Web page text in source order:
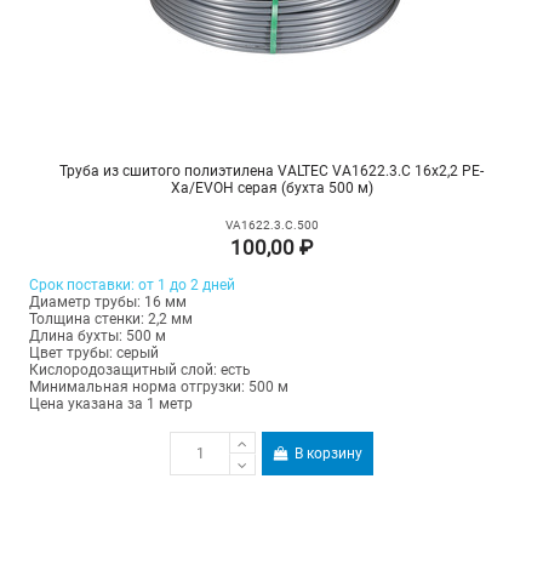
Труба из сшитого полиэтилена VALTEC VA1622.3.C 16х2,2 PE-
Xa/EVOH серая (бухта 500 м)
VA1622.3.C.500
100,00 ₽
Срок поставки: от 1 до 2 дней
Диаметр трубы: 16 мм
Толщина стенки: 2,2 мм
Длина бухты: 500 м
Цвет трубы: серый
Кислородозащитный слой: есть
Минимальная норма отгрузки: 500 м
Цена указана за 1 метр
В корзину